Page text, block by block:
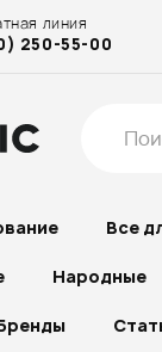
линия
250-55-00
Все
Народные